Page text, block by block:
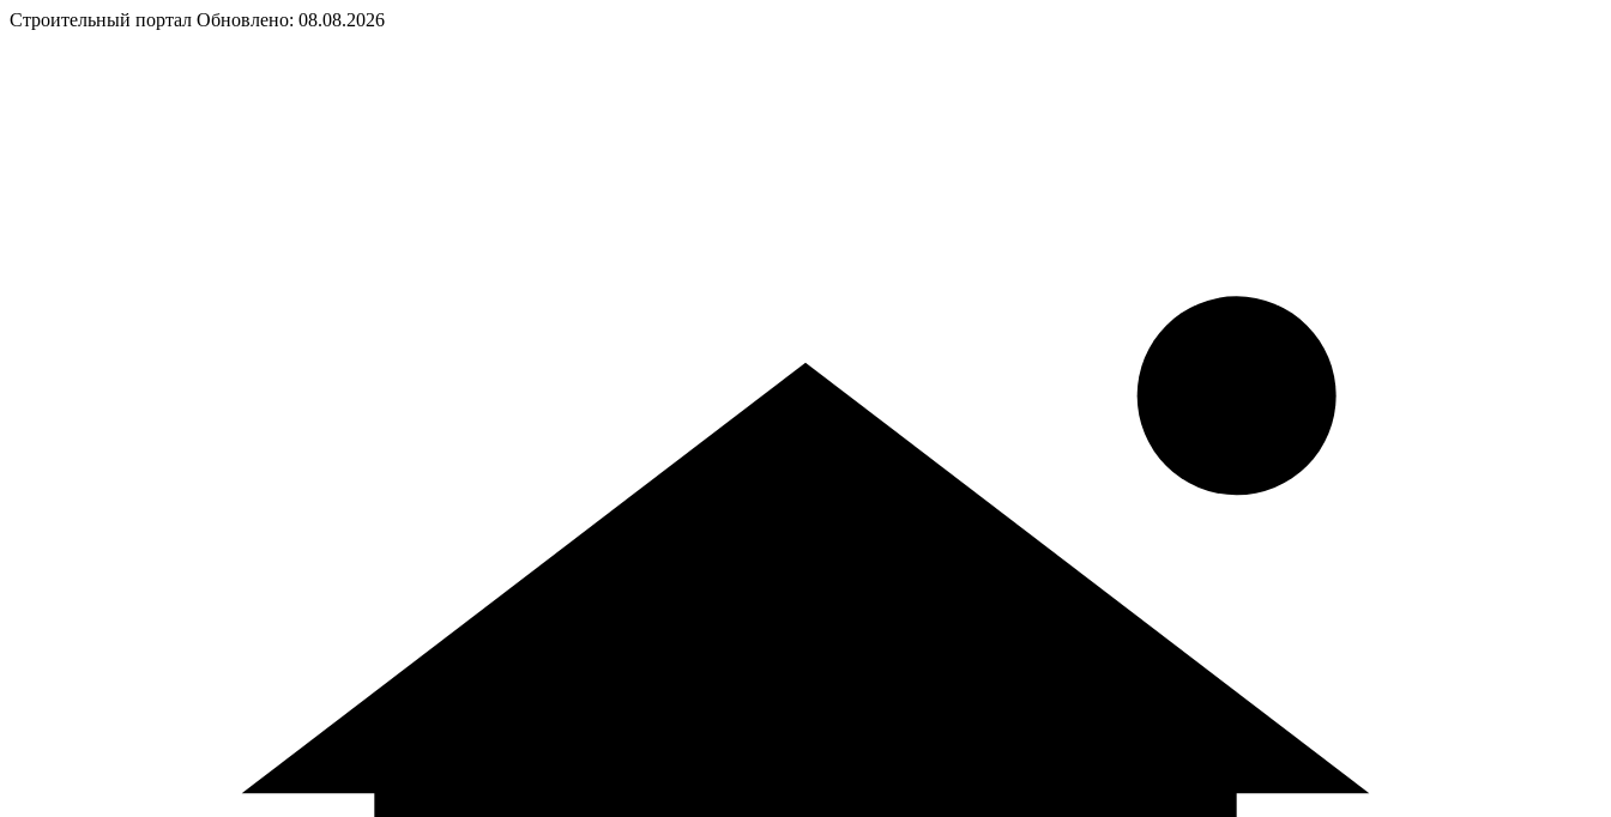
Строительный портал Обновлено: 08.08.2026